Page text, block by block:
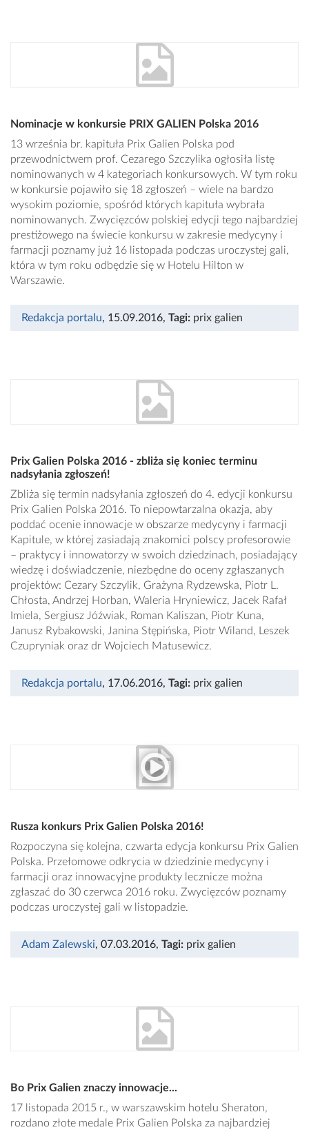
Nominacje w konkursie PRIX GALIEN Polska 2016
13 września br. kapituła Prix Galien Polska pod
przewodnictwem prof. Cezarego Szczylika ogłosiła listę
nominowanych w 4 kategoriach konkursowych. W tym roku
w konkursie pojawiło się 18 zgłoszeń – wiele na bardzo
wysokim poziomie, spośród których kapituła wybrała
nominowanych. Zwycięzców polskiej edycji tego najbardziej
prestiżowego na świecie konkursu w zakresie medycyny i
farmacji poznamy już 16 listopada podczas uroczystej gali,
która w tym roku odbędzie się w Hotelu Hilton w
Warszawie.
Redakcja portalu, 15.09.2016, Tagi: prix galien
Prix Galien Polska 2016 - zbliża się koniec terminu
nadsyłania zgłoszeń!
Zbliża się termin nadsyłania zgłoszeń do 4. edycji konkursu
Prix Galien Polska 2016. To niepowtarzalna okazja, aby
poddać ocenie innowacje w obszarze medycyny i farmacji
Kapitule, w której zasiadają znakomici polscy profesorowie
– praktycy i innowatorzy w swoich dziedzinach, posiadający
wiedzę i doświadczenie, niezbędne do oceny zgłaszanych
projektów: Cezary Szczylik, Grażyna Rydzewska, Piotr L.
Chłosta, Andrzej Horban, Waleria Hryniewicz, Jacek Rafał
Imiela, Sergiusz Jóźwiak, Roman Kaliszan, Piotr Kuna,
Janusz Rybakowski, Janina Stępińska, Piotr Wiland, Leszek
Czupryniak oraz dr Wojciech Matusewicz.
Redakcja portalu, 17.06.2016, Tagi: prix galien
Rusza konkurs Prix Galien Polska 2016!
Rozpoczyna się kolejna, czwarta edycja konkursu Prix Galien
Polska. Przełomowe odkrycia w dziedzinie medycyny i
farmacji oraz innowacyjne produkty lecznicze można
zgłaszać do 30 czerwca 2016 roku. Zwycięzców poznamy
podczas uroczystej gali w listopadzie.
Adam Zalewski, 07.03.2016, Tagi: prix galien
Bo Prix Galien znaczy innowacje...
17 listopada 2015 r., w warszawskim hotelu Sheraton,
rozdano złote medale Prix Galien Polska za najbardziej